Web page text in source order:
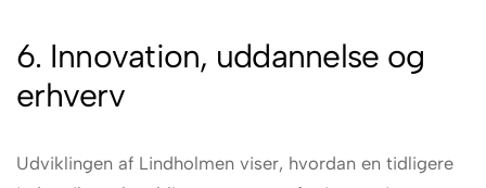
6. Innovation, uddannelse og
erhverv
Udviklingen af Lindholmen viser, hvordan en tidligere